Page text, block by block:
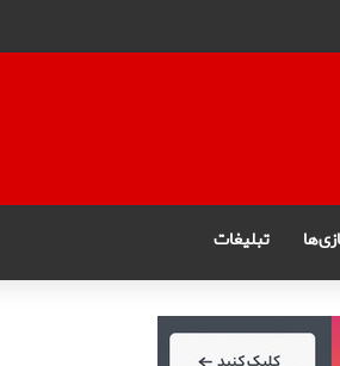
تبلیغات